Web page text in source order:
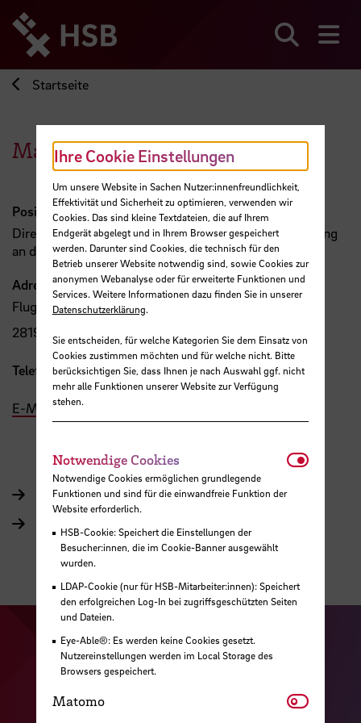
zum
Seiteninhalt
springen
Startseite
Martin Koplin
Position
Director, M2C Institut für angewandte Medienforschung
an der Hochschule Bremen
Adresse
Flughafenallee 10
28199 Bremen
Telefon: +49 421 5905 5402
E-Mail
www.m2c-bremen.de
www.impact-lab.eu
Zu unserer Instagram Seite
Zu unserer Facebook
Zu unserer
Zu unserer
Ihre Cookie Einstellungen
Um unsere Website in Sachen Nutzer:innenfreundlichkeit,
Effektivität und Sicherheit zu optimieren, verwenden wir
Cookies. Das sind kleine Textdateien, die auf Ihrem
Endgerät abgelegt und in Ihrem Browser gespeichert
werden. Darunter sind Cookies, die technisch für den
Betrieb unserer Website notwendig sind, sowie Cookies zur
anonymen Webanalyse oder für erweiterte Funktionen und
Services. Weitere Informationen dazu finden Sie in unserer
Datenschutzerklärung.
Sie entscheiden, für welche Kategorien Sie dem Einsatz von
Cookies zustimmen möchten und für welche nicht. Bitte
berücksichtigen Sie, dass Ihnen je nach Auswahl ggf. nicht
mehr alle Funktionen unserer Website zur Verfügung
stehen.
Notwendige Cookies
Notwendige Cookies ermöglichen grundlegende
Funktionen und sind für die einwandfreie Funktion der
Website erforderlich.
HSB-Cookie: Speichert die Einstellungen der
Besucher:innen, die im Cookie-Banner ausgewählt
wurden.
LDAP-Cookie (nur für HSB-Mitarbeiter:innen): Speichert
den erfolgreichen Log-In bei zugriffsgeschützten Seiten
und Dateien.
Eye-Able®: Es werden keine Cookies gesetzt.
Nutzereinstellungen werden im Local Storage des
Browsers gespeichert.
Matomo
Matomo